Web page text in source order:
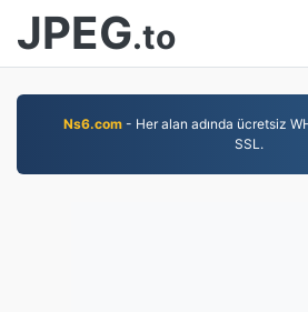
JPEG.to
Ns6.com- Her alan adında ücretsiz
SSL.